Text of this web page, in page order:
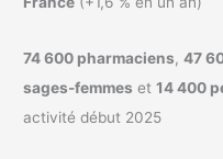
74 600 pharmaciens,47
sages-femmes et14 400
activité début 2025